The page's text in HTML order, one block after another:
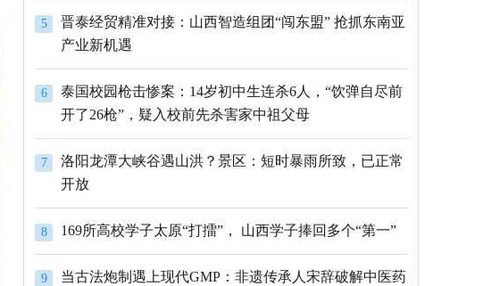
5
晋泰经贸精准对接：山西智造组团“闯东盟” 抢抓东南亚
产业新机遇
6
泰国校园枪击惨案：14岁初中生连杀6人，“饮弹自尽前
开了26枪”，疑入校前先杀害家中祖父母
7
洛阳龙潭大峡谷遇山洪？景区：短时暴雨所致，已正常
开放
8 169所高校学子太原“打擂”， 山西学子捧回多个“第一”
9
当古法炮制遇上现代GMP：非遗传承人宋辞破解中医药